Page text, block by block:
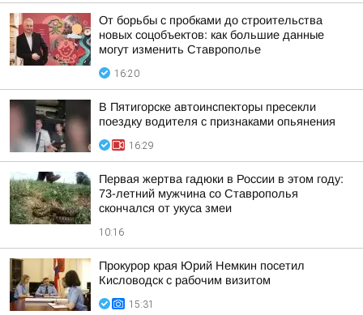
От борьбы с пробками до строительства
новых соцобъектов: как большие данные
могут изменить Ставрополье
16:20
В Пятигорске автоинспекторы пресекли
поездку водителя с признаками опьянения
16:29
Первая жертва гадюки в России в этом году:
73-летний мужчина со Ставрополья
скончался от укуса змеи
10:16
Прокурор края Юрий Немкин посетил
Кисловодск с рабочим визитом
15:31